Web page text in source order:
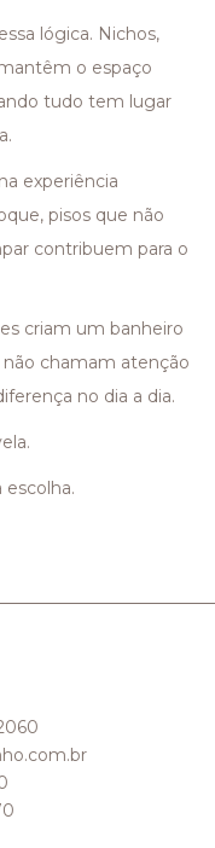
lógica. Nichos,
o espaço
tudo tem lugar
experiência
pisos que não
contribuem para o
criam um banheiro
chamam atenção
no dia a dia.